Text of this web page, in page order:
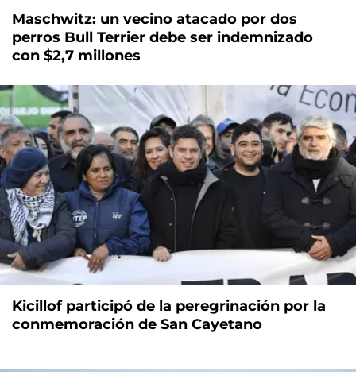
Maschwitz: un vecino atacado por dos
perros Bull Terrier debe ser indemnizado
con $2,7 millones
Kicillof participó de la peregrinación por la
conmemoración de San Cayetano